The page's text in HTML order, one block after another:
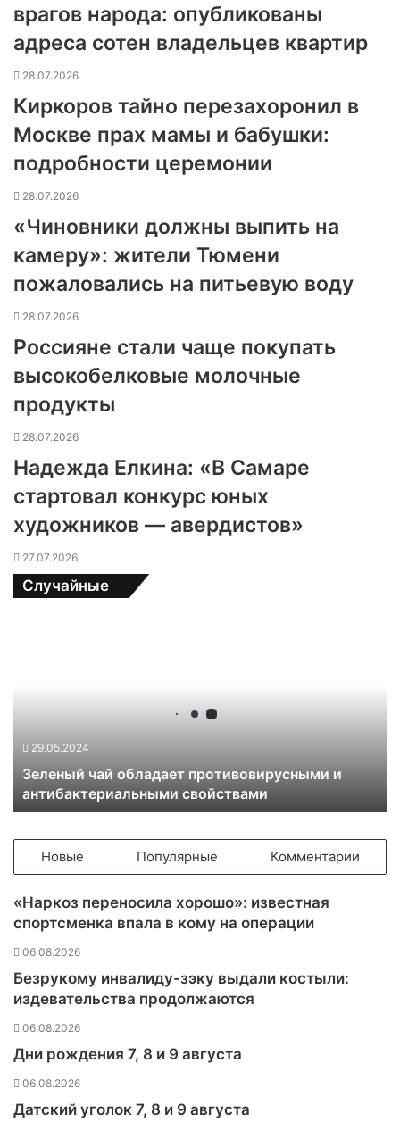
врагов народа: опубликованы
адреса сотен владельцев квартир
28.07.2026
Киркоров тайно перезахоронил в
Москве прах мамы и бабушки:
подробности церемонии
28.07.2026
«Чиновники должны выпить на
камеру»: жители Тюмени
пожаловались на питьевую воду
28.07.2026
Россияне стали чаще покупать
высокобелковые молочные
продукты
28.07.2026
Надежда Елкина: «В Самаре
стартовал конкурс юных
художников — авердистов»
27.07.2026
Случайные
о
а
е
р
о
в
и
29.05.2024
Зеленый чай обладает противовирусными и
антибактериальными свойствами
Новые Популярные Комментарии
«Наркоз переносила хорошо»: известная
спортсменка впала в кому на операции
06.08.2026
Безрукому инвалиду-зэку выдали костыли:
издевательства продолжаются
06.08.2026
Дни рождения 7, 8 и 9 августа
06.08.2026
Датский уголок 7, 8 и 9 августа